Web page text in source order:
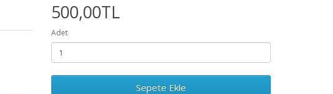
500,00TL
Adet
Sepete Ekle